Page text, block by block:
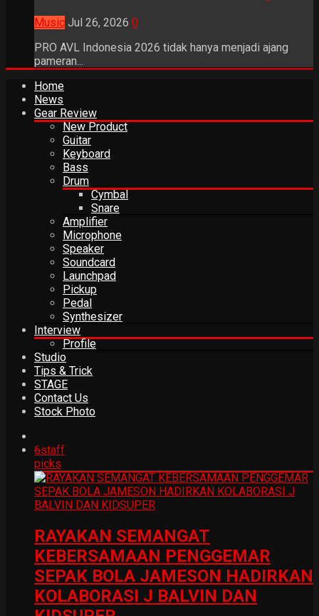
Music Jul 26, 2026 0
PRO AVL Indonesia 2026 tidak hanya menjadi ajang
pameran...
Home
News
Gear Review
New Product
Guitar
Keyboard
Bass
Drum
Cymbal
Snare
Amplifier
Microphone
Speaker
Soundcard
Launchpad
Pickup
Pedal
Synthesizer
Interview
Profile
Studio
Tips & Trick
STAGE
Contact Us
Stock Photo
6staff
picks
RAYAKAN SEMANGAT
KEBERSAMAAN PENGGEMAR
SEPAK BOLA JAMESON HADIRKAN
KOLABORASI J BALVIN DAN